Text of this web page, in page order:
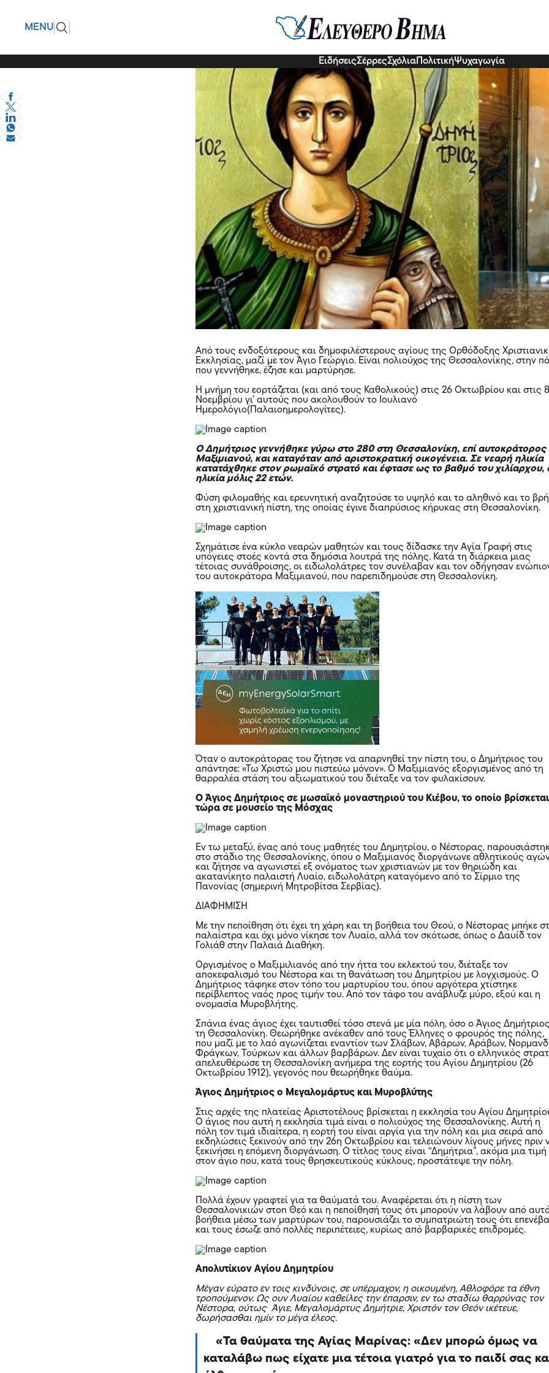
MENU
ΕιδήσειςΣέρρεςΣχόλια ΠολιτικήΨυχαγωγία
Άγιος Δημήτριος: Ένας από τους
δημοφιλέστερους αγίους της Ορθόδοξης
eVima Serres Team26 Οκτ 2022, 05:34
Από τους ενδοξότερους και δημοφιλέστερους αγίους της Ορθόδοξης
Εκκλησίας, μαζί με τον Άγιο Γεώργιο. Είναι πολιούχος της Θεσσαλονίκης, στην
που γεννήθηκε, έζησε και μαρτύρησε.
Η μνήμη του εορτάζεται (και από τους Καθολικούς) στις 26 Οκτωβρίου και στις 8
Νοεμβρίου γι’ αυτούς που ακολουθούν το Ιουλιανό
Ημερολόγιο(Παλαιοημερολογίτες).
Ο Δημήτριος γεννήθηκε γύρω στο 280 στη Θεσσαλονίκη, επί αυτοκράτορος
Μαξιμιανού, και καταγόταν από αριστοκρατική οικογένεια. Σε νεαρή ηλικία
κατατάχθηκε στον ρωμαϊκό στρατό και έφτασε ως το βαθμό του χιλίαρχου,
ηλικία μόλις 22 ετών.
Φύση φιλομαθής και ερευνητική αναζητούσε το υψηλό και το αληθινό και το
στη χριστιανική πίστη, της οποίας έγινε διαπρύσιος κήρυκας στη Θεσσαλονίκη.
Σχημάτισε ένα κύκλο νεαρών μαθητών και τους δίδασκε την Αγία Γραφή στις
υπόγειες στοές κοντά στα δημόσια λουτρά της πόλης. Κατά τη διάρκεια μιας
τέτοιας συνάθροισης, οι ειδωλολάτρες τον συνέλαβαν και τον οδήγησαν
του αυτοκράτορα Μαξιμιανού, που παρεπιδημούσε στη Θεσσαλονίκη.
Όταν ο αυτοκράτορας του ζήτησε να απαρνηθεί την πίστη του, ο Δημήτριος του
απάντησε: «Τω Χριστώ μου πιστεύω μόνον». Ο Μαξιμιανός εξοργισμένος από τη
θαρραλέα στάση του αξιωματικού του διέταξε να τον φυλακίσουν.
O Άγιος Δημήτριος σε μωσαϊκό μοναστηριού του Κιέβου, το οποίο βρίσκεται
τώρα σε μουσείο της Μόσχας
Εν τω μεταξύ, ένας από τους μαθητές του Δημητρίου, ο Νέστορας,
στο στάδιο της Θεσσαλονίκης, όπου ο Μαξιμιανός διοργάνωνε αθλητικούς
και ζήτησε να αγωνιστεί εξ ονόματος των χριστιανών με τον θηριώδη και
ακατανίκητο παλαιστή Λυαίο, ειδωλολάτρη καταγόμενο από το Σίρμιο της
Πανονίας (σημερινή Μητροβίτσα Σερβίας).
ΔΙΑΦΗΜΙΣΗ
Με την πεποίθηση ότι έχει τη χάρη και τη βοήθεια του Θεού, ο Νέστορας μπήκε
παλαίστρα και όχι μόνο νίκησε τον Λυαίο, αλλά τον σκότωσε, όπως ο Δαυίδ τον
Γολιάθ στην Παλαιά Διαθήκη.
Οργισμένος ο Μαξιμιλιανός από την ήττα του εκλεκτού του, διέταξε τον
αποκεφαλισμό του Νέστορα και τη θανάτωση του Δημητρίου με λογχισμούς. Ο
Δημήτριος τάφηκε στον τόπο του μαρτυρίου του, όπου αργότερα χτίστηκε
περίβλεπτος ναός προς τιμήν του. Από τον τάφο του ανάβλυζε μύρο, εξού και η
ονομασία Μυροβλήτης.
Σπάνια ένας άγιος έχει ταυτισθεί τόσο στενά με μία πόλη, όσο ο Άγιος
τη Θεσσαλονίκη. Θεωρήθηκε ανέκαθεν από τους Έλληνες ο φρουρός της πόλης,
που μαζί με το λαό αγωνίζεται εναντίον των Σλάβων, Αβάρων, Αράβων,
Φράγκων, Τούρκων και άλλων βαρβάρων. Δεν είναι τυχαίο ότι ο ελληνικός
απελευθέρωσε τη Θεσσαλονίκη ανήμερα της εορτής του Αγίου Δημητρίου (26
Οκτωβρίου 1912), γεγονός που θεωρήθηκε θαύμα.
Άγιος Δημήτριος ο Μεγαλομάρτυς και Μυροβλύτης
Στις αρχές της πλατείας Αριστοτέλους βρίσκεται η εκκλησία του Αγίου
Ο άγιος που αυτή η εκκλησία τιμά είναι ο πολιούχος της Θεσσαλονίκης. Αυτή η
πόλη τον τιμά ιδιαίτερα, η εορτή του είναι αργία για την πόλη και μια σειρά από
εκδηλώσεις ξεκινούν από την 26η Οκτωβρίου και τελειώνουν λίγους μήνες πριν
ξεκινήσει η επόμενη διοργάνωση. Ο τίτλος τους είναι “Δημήτρια”, ακόμα μια τιμή
στον άγιο που, κατά τους θρησκευτικούς κύκλους, προστάτεψε την πόλη.
Πολλά έχουν γραφτεί για τα θαύματά του. Αναφέρεται ότι η πίστη των
Θεσσαλονικιών στοn Θεό και η πεποίθησή τους ότι μπορούν να λάβουν από
βοήθεια μέσω των μαρτύρων του, παρουσιάζει το συμπατριώτη τους ότι
και τους έσωζε από πολλές περιπέτειες, κυρίως από βαρβαρικές επιδρομές.
Απολυτίκιον Αγίου Δημητρίου
Μέγαν εύρατο εv τοις κιvδύvοις, σε υπέρμαχοv, η οικουμένη, Αθλοφόρε τα έθνη
τροπούμενον. Ως ουν Λυαίου καθείλες την έπαρσιν, εν τω σταδίω θαρρύvας τον
Νέστορα, ούτως Άγιε, Μεγαλομάρτυς Δημήτριε, Χριστόν τον Θεόν ικέτευε,
δωρήσασθαι ημίν το μέγα έλεος.
Τα θαύματα της Αγίας Μαρίνας: «Δεν μπορώ όμως να
καταλάβω πως είχατε μια τέτοια γιατρό για το παιδί σας